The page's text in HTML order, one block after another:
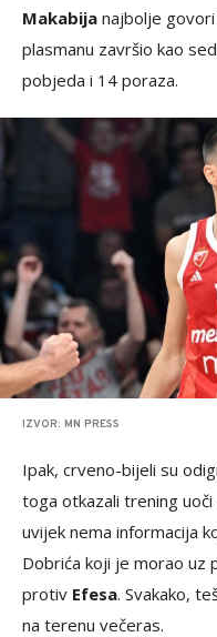
Makabija najbolje govori
plasmanu završio kao
pobjeda i 14 poraza.
IZVOR: MN PRESS
Ipak, crveno-bijeli su
toga otkazali trening
uvijek nema informacija
Dobrića koji je morao uz
protiv Efesa. Svakako,
na terenu večeras.